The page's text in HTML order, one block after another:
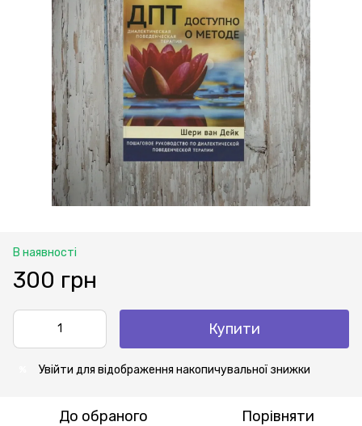
В наявності
300 грн
Купити
Увійти для відображення накопичувальної знижки
До обраного Порівняти